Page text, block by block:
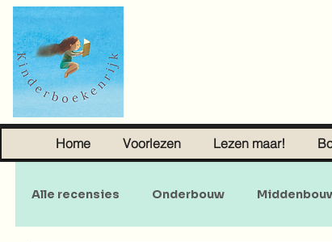
Home Voorlezen Lezen maar!
Alle recensies Onderbouw